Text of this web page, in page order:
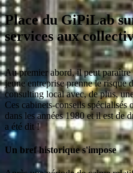
Place du GiPiLab
services aux
Au premier abord, il peut
jeune entreprise prenne le risque
consulting local avec, de plus,
Ces cabinets-conseils spécialisés
dans les années 1980 et il est de
a été dit !
Un bref historique s'impose